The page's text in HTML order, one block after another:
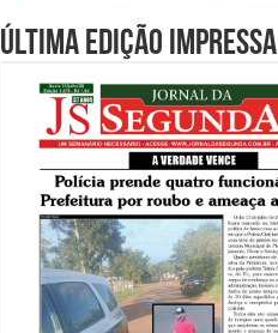
Última edição impressa